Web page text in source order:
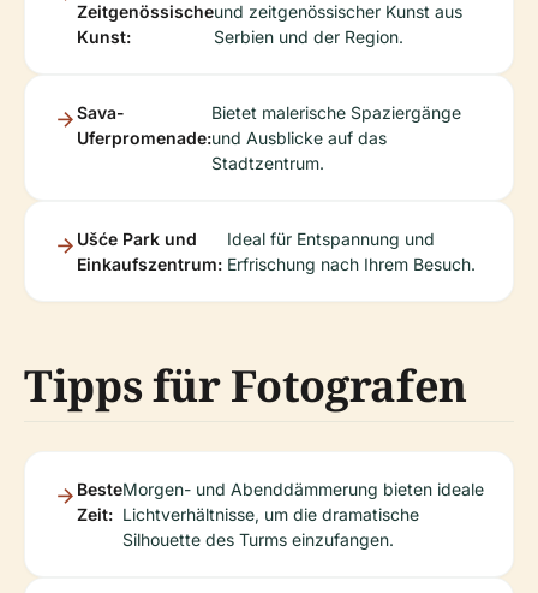
Zeitgenössische
Kunst:
und zeitgenössischer Kunst aus
Serbien und der Region.
Sava-
Uferpromenade:
Bietet malerische Spaziergänge
und Ausblicke auf das
Stadtzentrum.
Ušće Park und
Einkaufszentrum:
Ideal für Entspannung und
Erfrischung nach Ihrem Besuch.
Tipps für Fotografen
Beste
Zeit:
Morgen- und Abenddämmerung bieten ideale
Lichtverhältnisse, um die dramatische
Silhouette des Turms einzufangen.